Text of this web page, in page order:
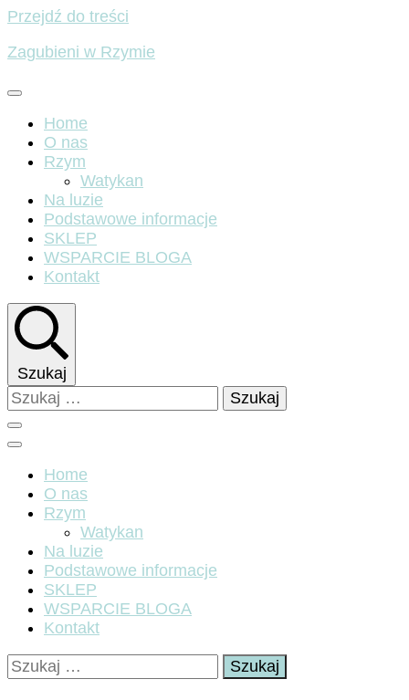
Przejdź do treści
Zagubieni w Rzymie
Home
O nas
Rzym
Watykan
Na luzie
Podstawowe informacje
SKLEP
WSPARCIE BLOGA
Kontakt
Szukaj
Szukaj:
Home
O nas
Rzym
Watykan
Na luzie
Podstawowe informacje
SKLEP
WSPARCIE BLOGA
Kontakt
Szukaj: